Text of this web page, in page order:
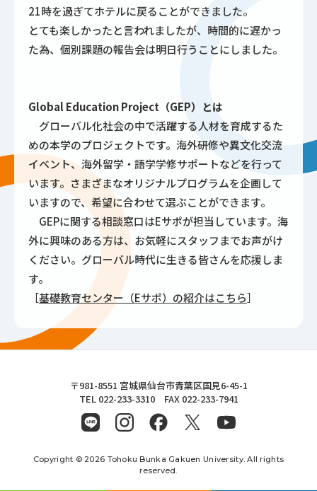
21時を過ぎてホテルに戻ることができました。
とても楽しかったと言われましたが、時間的に遅かっ
た為、個別課題の報告会は明日行うことにしました。
Global Education Project（GEP）とは
グローバル化社会の中で活躍する人材を育成するた
めの本学のプロジェクトです。海外研修や異文化交流
イベント、海外留学・語学学修サポートなどを行って
います。さまざまなオリジナルプログラムを企画して
いますので、希望に合わせて選ぶことができます。
GEPに関する相談窓口はEサポが担当しています。海
外に興味のある方は、お気軽にスタッフまでお声がけ
ください。グローバル時代に生きる皆さんを応援しま
す。
［基礎教育センター（Eサポ）の紹介はこちら］
東北文化学園大学
〒981-8551 宮城県仙台市青葉区国見6-45-1
TEL 022-233-3310 FAX 022-233-7941
Copyright © 2026 Tohoku Bunka Gakuen University. All rights
reserved.